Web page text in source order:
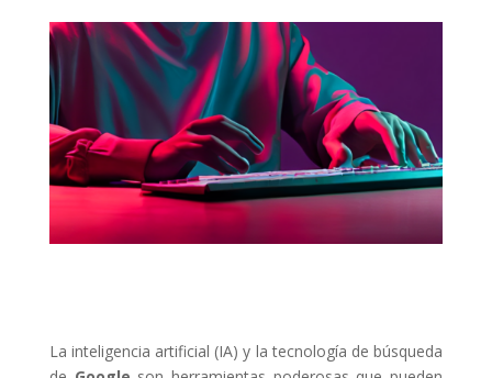
La inteligencia artificial (IA) y la tecnología de búsqueda